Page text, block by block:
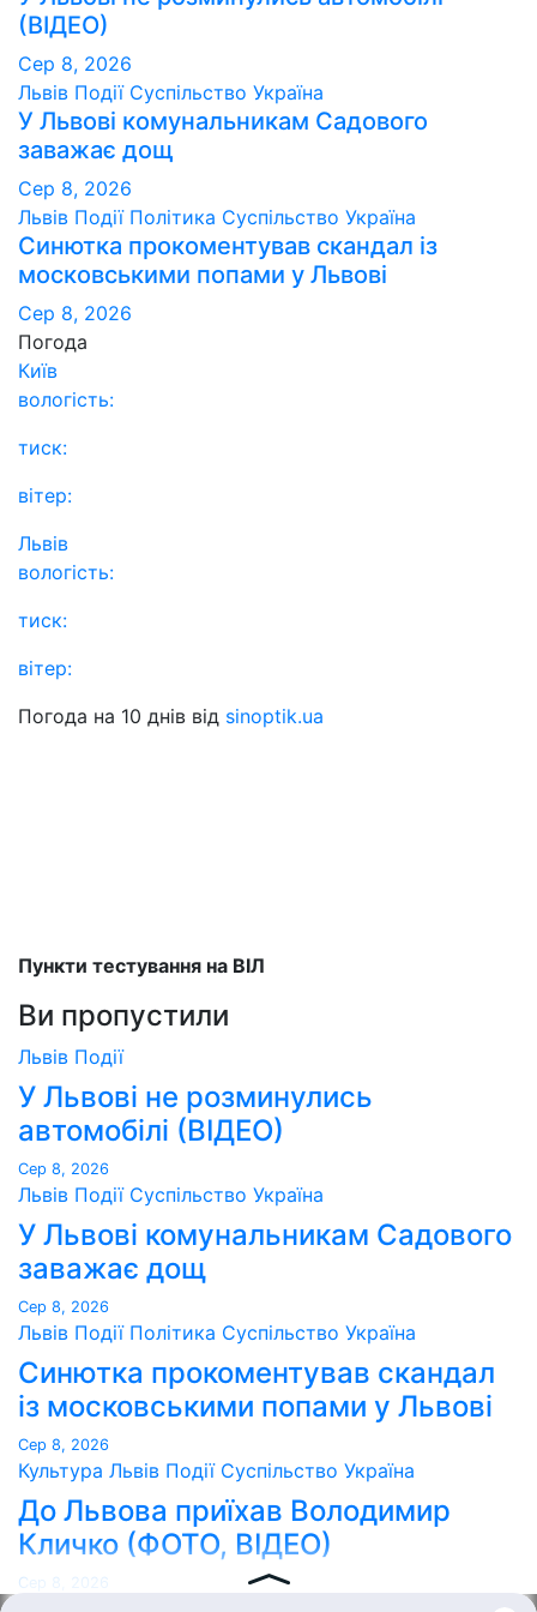
(ВІДЕО)
Сер 8, 2026
Львів Події Суспільство Україна
У Львові комунальникам Садового
заважає дощ
Сер 8, 2026
Львів Події Політика Суспільство Україна
Синютка прокоментував скандал із
московськими попами у Львові
Сер 8, 2026
Погода
Київ
вологість:
тиск:
вітер:
Львів
вологість:
тиск:
вітер:
Погода на 10 днів від sinoptik.ua
Пункти тестування на ВІЛ
Ви пропустили
Львів Події
У Львові не розминулись
автомобілі (ВІДЕО)
Сер 8, 2026
Львів Події Суспільство Україна
У Львові комунальникам Садового
заважає дощ
Сер 8, 2026
Львів Події Політика Суспільство Україна
Синютка прокоментував скандал
із московськими попами у Львові
Сер 8, 2026
Культура Львів Події Суспільство Україна
До Львова приїхав Володимир
Кличко (ФОТО, ВІДЕО)
Сер 8, 2026